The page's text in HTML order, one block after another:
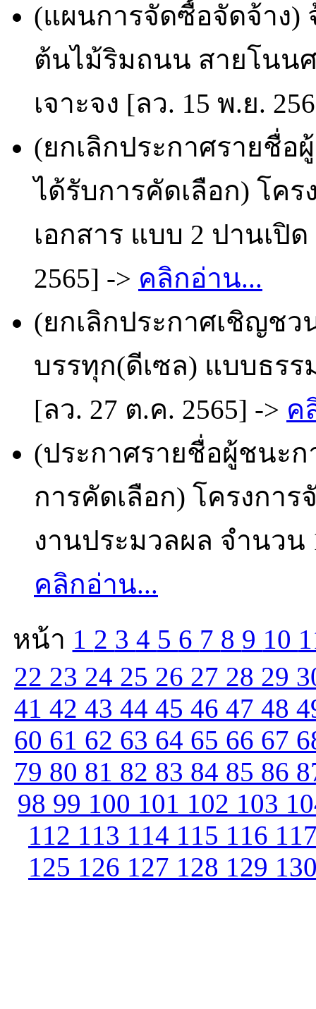
(แผนการจัดซื้อจัดจ้าง)
ต้นไม้ริมถนน สายโนน
เจาะจง [ลว. 15 พ.ย.
(ยกเลิกประกาศรายชื่อ
ได้รับการคัดเลือก) โค
เอกสาร แบบ 2 ปานเปิ
2565] -> คลิกอ่าน...
(ยกเลิกประกาศเชิญชว
บรรทุก(ดีเซล) แบบธร
[ลว. 27 ต.ค. 2565] -> ค
(ประกาศรายชื่อผู้ชนะก
การคัดเลือก) โครงกา
งานประมวลผล จำนวน
คลิกอ่าน...
หน้า 1 2 3 4 5 6 7 8 9 10
22 23 24 25 26 27 28 29
41 42 43 44 45 46 47 48
60 61 62 63 64 65 66 67
79 80 81 82 83 84 85 86
98 99 100 101 102 103
112 113 114 115 116
125 126 127 128 129